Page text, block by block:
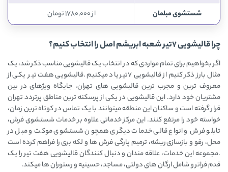
شستشوی مبلمان
از 1780,000 تومان
چرا قالیشویی 7تير شعبه ابریشم اصل را انتخاب کنیم؟
اگر بخواهیم برای تمام مواردی که در انتخاب یک قالیشویی مناسب ذکر شد، یک
مثال بارز ذکر کنیم از قالیشویی 7تیر یاد میکنیم .قالیشویی هفت تیر یکی از
معروف ترین و مجرب ترین قالیشویی های تهران، جایگاه ویژهای در بین
مشتریان خود دارد. این قالیشویی در یکی از پرسکنه ترین مناطق پرتردد تهران
قرار گرفته است و ساکنان این منطقه میتوانند با یک تماس در کوتاه ترین زمان،
خواسته خود را مرتفع کنند. این مرکز خدماتی علاوه بر خدمات شستشوی فرش،
تابلو فرش و انواع قالی خدمات دیگری همچون شستشوی موکت و مبل در
محل، رفو و بازسازی ریشه، ترمیم پارگی فرش ها و لکه بری را فراهم کرده است
.مجموعه این خدمات، علاقه مندان و دنبال کنندگان قالیشویی هفت تیر را یک
قدم فراتر و شامل ارگان های دولتی، مساجد، حسینیه و رستوران ها میکند.